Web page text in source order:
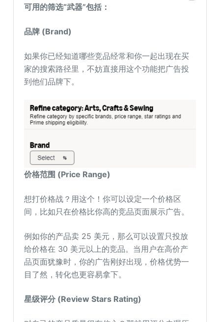
可用的筛选“武器”包括：
品牌 (Brand)
如果你已经知道哪些竞品经常和你一起出现在买
家的搜索路径里，不妨直接用这个功能把广告投
到他们品牌下。
价格范围 (Price Range)
想打价格战？用这个！你可以设定一个价格区
间，比如只在价格比你高的竞品页面展示广告。
例如你的产品卖 25 美元，那么可以设置只投放
给价格在 30 美元以上的竞品。当用户在高价产
品页面犹豫时，你的广告刚好出现，价格优势一
目了然，转化也更容易拿下。
星级评分 (Review Stars Rating)